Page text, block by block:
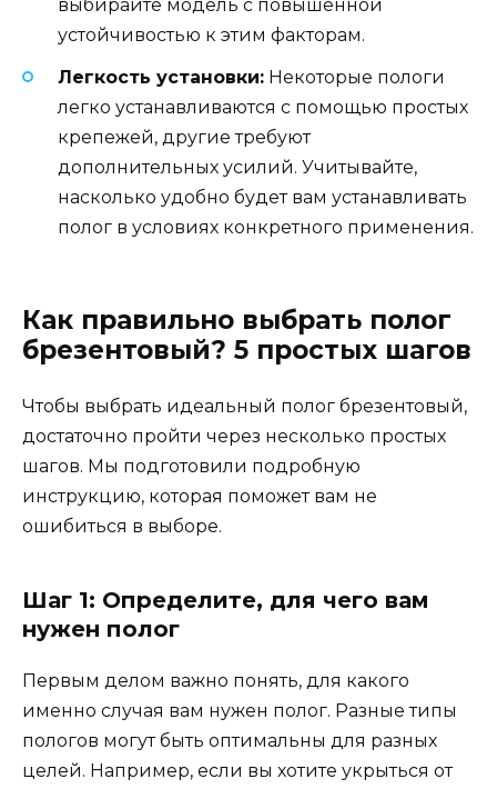
выбирайте модель с повышенной
устойчивостью к этим факторам.
Легкость установки: Некоторые пологи
легко устанавливаются с помощью простых
крепежей, другие требуют
дополнительных усилий. Учитывайте,
насколько удобно будет вам устанавливать
полог в условиях конкретного применения.
Как правильно выбрать полог
брезентовый? 5 простых шагов
Чтобы выбрать идеальный полог брезентовый,
достаточно пройти через несколько простых
шагов. Мы подготовили подробную
инструкцию, которая поможет вам не
ошибиться в выборе.
Шаг 1: Определите, для чего вам
нужен полог
Первым делом важно понять, для какого
именно случая вам нужен полог. Разные типы
пологов могут быть оптимальны для разных
целей. Например, если вы хотите укрыться от